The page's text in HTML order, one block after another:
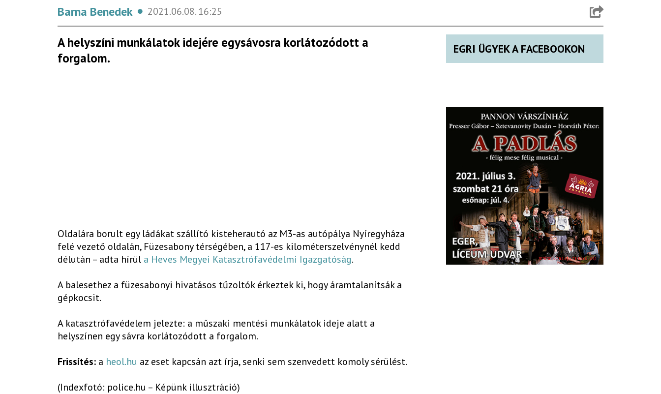
Barna Benedek 2021.06.08.16:25
A helyszíni munkálatok idejére egysávosra korlátozódott a
forgalom.
Oldalára borult egy ládákat szállító kisteherautó az M3-as autópálya Nyíregyháza
felé vezető oldalán, Füzesabony térségében, a 117-es kilométerszelvénynél kedd
délután – adta hírül a Heves Megyei Katasztrófavédelmi Igazgatóság.
A balesethez a füzesabonyi hivatásos tűzoltók érkeztek ki, hogy áramtalanítsák a
gépkocsit.
A katasztrófavédelem jelezte: a műszaki mentési munkálatok ideje alatt a
helyszínen egy sávra korlátozódott a forgalom.
Frissítés: a heol.hu az eset kapcsán azt írja, senki sem szenvedett komoly sérülést.
(Indexfotó: police.hu – Képünk illusztráció)
EGRI ÜGYEK A FACEBOOKON